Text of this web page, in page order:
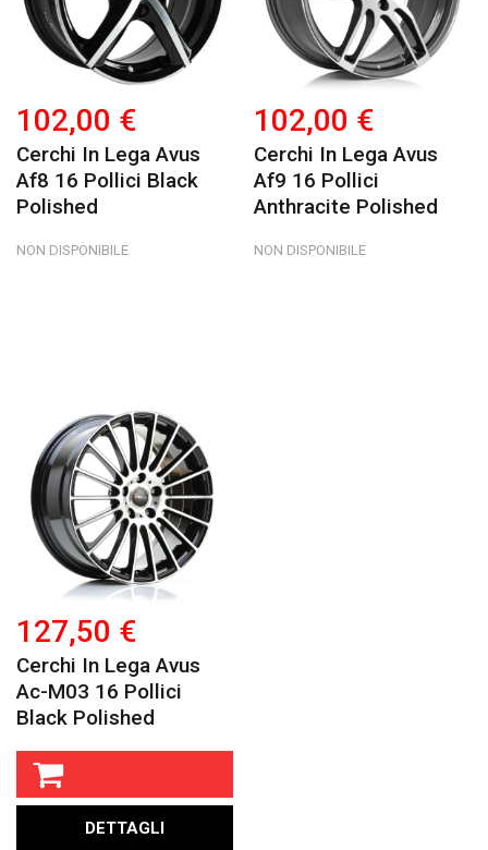
102,00 €
Cerchi In Lega Avus
Af8 16 Pollici Black
Polished
NON DISPONIBILE
102,00 €
Cerchi In Lega Avus
Af9 16 Pollici
Anthracite Polished
NON DISPONIBILE
127,50 €
Cerchi In Lega Avus
Ac-M03 16 Pollici
Black Polished
DETTAGLI